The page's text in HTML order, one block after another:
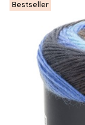
Bestseller